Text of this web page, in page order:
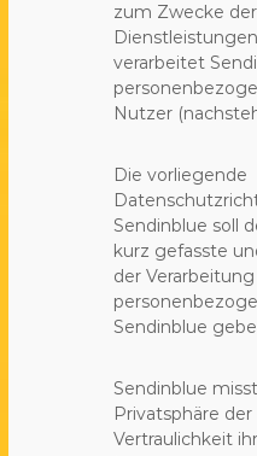
zum Zwecke
verarbeitet
Nutzer
Die vorliegende
Sendinblue soll
kurz gefasste
der Verarbeitung
Sendinblue
Sendinblue
Privatsphäre
Vertraulichkeit